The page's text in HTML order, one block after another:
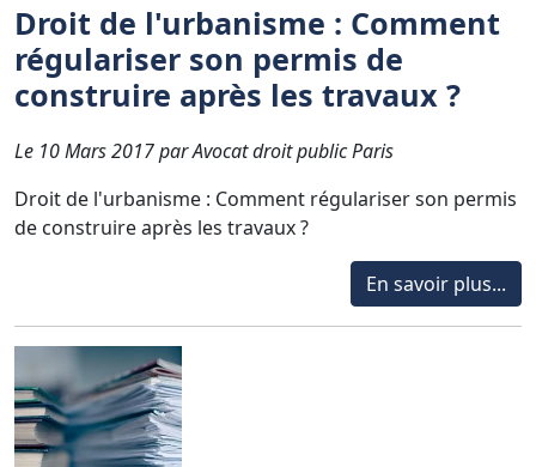
Droit de l'urbanisme : Comment
régulariser son permis de
construire après les travaux ?
Le 10 Mars 2017 par Avocat droit public Paris
Droit de l'urbanisme : Comment régulariser son permis
de construire après les travaux ?
En savoir plus...